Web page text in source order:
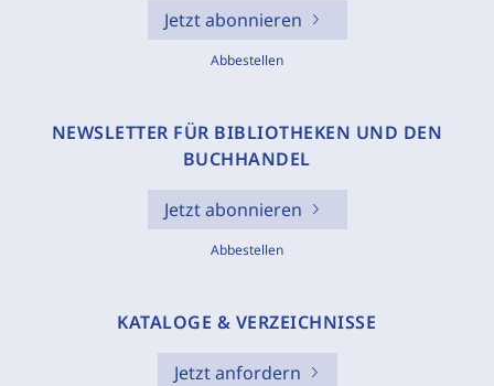
Jetzt abonnieren
Abbestellen
NEWSLETTER FÜR BIBLIOTHEKEN UND DEN
BUCHHANDEL
Jetzt abonnieren
Abbestellen
KATALOGE & VERZEICHNISSE
Jetzt anfordern